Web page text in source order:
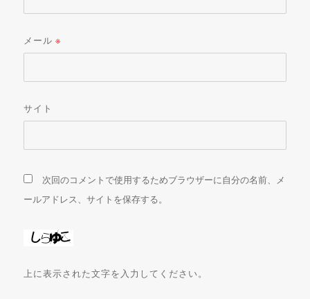
メール※
サイト
次回のコメントで使用するためブラウザーに自分の名前、メ
ールアドレス、サイトを保存する。
上に表示された文字を入力してください。